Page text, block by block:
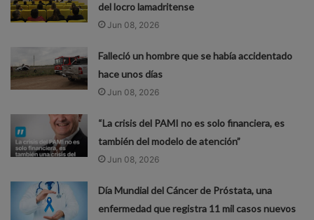
del locro lamadritense
Jun 08, 2026
Falleció un hombre que se había accidentado
hace unos días
Jun 08, 2026
“La crisis del PAMI no es solo financiera, es
también del modelo de atención”
Jun 08, 2026
Día Mundial del Cáncer de Próstata, una
enfermedad que registra 11 mil casos nuevos